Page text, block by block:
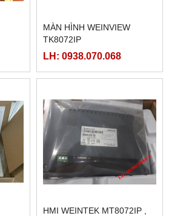
MÀN HÌNH WEINVIEW
TK8072IP
LH: 0938.070.068
HMI WEINTEK MT8072IP ,